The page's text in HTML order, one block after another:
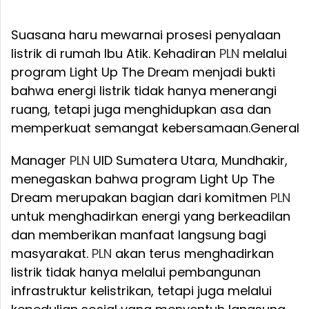
Suasana haru mewarnai prosesi penyalaan
listrik di rumah Ibu Atik. Kehadiran PLN melalui
program Light Up The Dream menjadi bukti
bahwa energi listrik tidak hanya menerangi
ruang, tetapi juga menghidupkan asa dan
memperkuat semangat kebersamaan.General
Manager PLN UID Sumatera Utara, Mundhakir,
menegaskan bahwa program Light Up The
Dream merupakan bagian dari komitmen PLN
untuk menghadirkan energi yang berkeadilan
dan memberikan manfaat langsung bagi
masyarakat. PLN akan terus menghadirkan
listrik tidak hanya melalui pembangunan
infrastruktur kelistrikan, tetapi juga melalui